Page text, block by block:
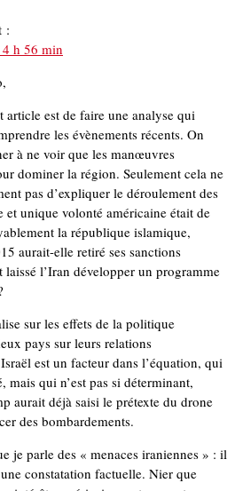
:
h 56 min
article est de faire une analyse qui
les évènements récents. On
à ne voir que les manœuvres
dominer la région. Seulement cela ne
pas d’expliquer le déroulement des
et unique volonté américaine était de
la république islamique,
aurait-elle retiré ses sanctions
laissé l’Iran développer un programme
sur les effets de la politique
pays sur leurs relations
est un facteur dans l’équation, qui
mais qui n’est pas si déterminant,
aurait déjà saisi le prétexte du drone
des bombardements.
je parle des « menaces iraniennes » : il
constatation factuelle. Nier que